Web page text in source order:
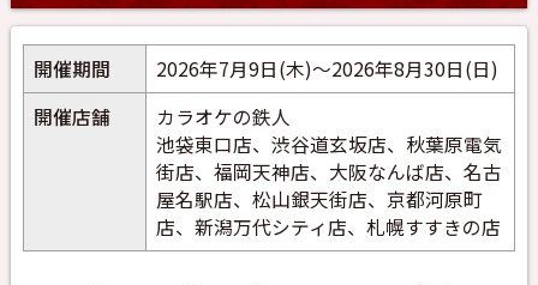
開催期間
2026年7月9日(木)～2026年8月30日(日)
開催店舗
カラオケの鉄人
池袋東口店、渋谷道玄坂店、秋葉原電気
街店、福岡天神店、大阪なんば店、名古
屋名駅店、松山銀天街店、京都河原町
店、新潟万代シティ店、札幌すすきの店